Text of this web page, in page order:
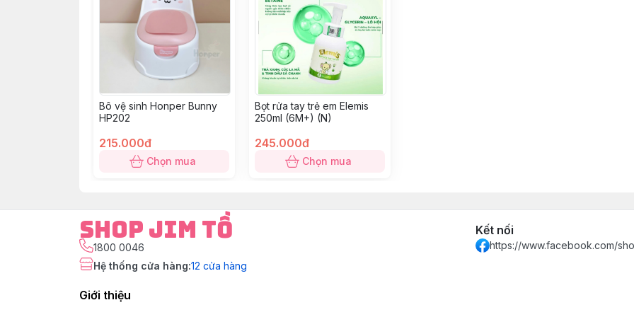
Bô vệ sinh Honper Bunny
HP202
215.000đ
Chọn mua
Bọt rửa tay trẻ em Elemis
250ml (6M+) (N)
245.000đ
Chọn mua
Shop Jim Tồ
1800 0046
Hệ thống cửa hàng:12 cửa hàng
Kết nối
https://www.facebook.com/
Giới thiệu